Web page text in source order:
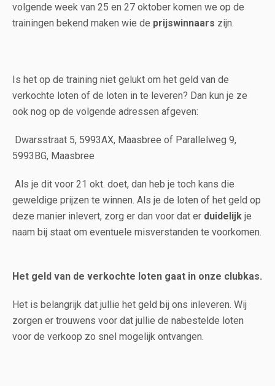
volgende week van 25 en 27 oktober komen we op de
trainingen bekend maken wie de prijswinnaars zijn.
Is het op de training niet gelukt om het geld van de
verkochte loten of de loten in te leveren? Dan kun je ze
ook nog op de volgende adressen afgeven:
Dwarsstraat 5, 5993AX, Maasbree of Parallelweg 9,
5993BG, Maasbree
Als je dit voor 21 okt. doet, dan heb je toch kans die
geweldige prijzen te winnen. Als je de loten of het geld op
deze manier inlevert, zorg er dan voor dat er duidelijk je
naam bij staat om eventuele misverstanden te voorkomen.
Het geld van de verkochte loten gaat in onze clubkas.
Het is belangrijk dat jullie het geld bij ons inleveren. Wij
zorgen er trouwens voor dat jullie de nabestelde loten
voor de verkoop zo snel mogelijk ontvangen.